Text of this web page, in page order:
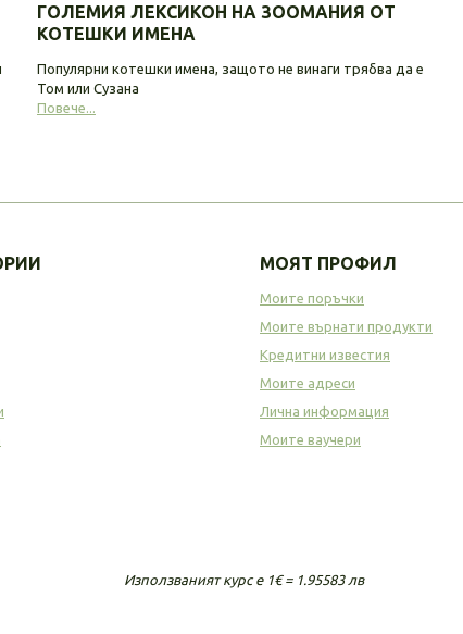
ГОЛЕМИЯ ЛЕКСИКОН НА ЗООМАНИЯ ОТ
КОТЕШКИ ИМЕНА
Популярни котешки имена, защото не винаги трябва да е
Том или Сузана
Повече...
МОЯТ ПРОФИЛ
Моите поръчки
Моите върнати продукти
Кредитни известия
Моите адреси
Лична информация
Моите ваучери
Използваният курс е 1€ = 1.95583 лв